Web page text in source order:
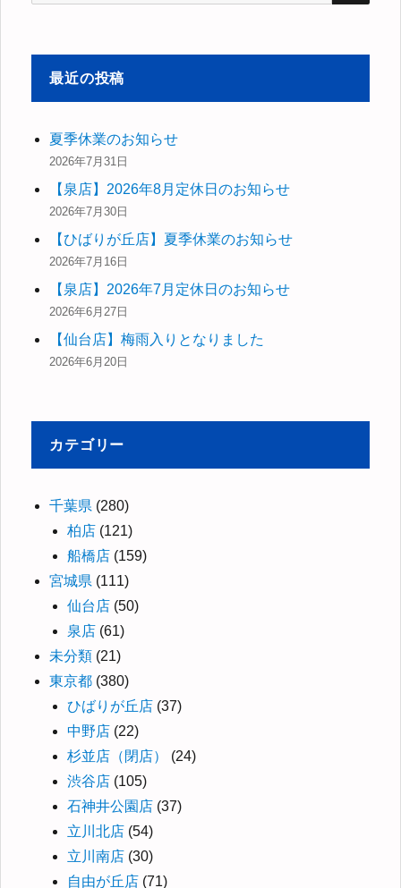
索
象:
最近の投稿
夏季休業のお知らせ
2026年7月31日
【泉店】2026年8月定休日のお知らせ
2026年7月30日
【ひばりが丘店】夏季休業のお知らせ
2026年7月16日
【泉店】2026年7月定休日のお知らせ
2026年6月27日
【仙台店】梅雨入りとなりました
2026年6月20日
カテゴリー
千葉県 (280)
柏店 (121)
船橋店 (159)
宮城県 (111)
仙台店 (50)
泉店 (61)
未分類 (21)
東京都 (380)
ひばりが丘店 (37)
中野店 (22)
杉並店（閉店）
(24)
渋谷店 (105)
石神井公園店 (37)
立川北店 (54)
立川南店 (30)
自由が丘店 (71)